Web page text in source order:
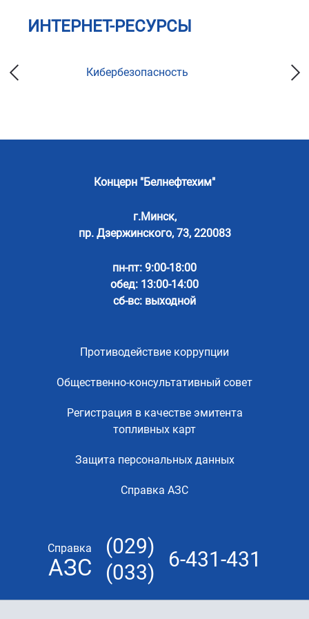
ИНТЕРНЕТ-РЕСУРСЫ
Кибербезопасность
Концерн "Белнефтехим"
г.Минск,
пр. Дзержинского, 73, 220083
пн-пт: 9:00-18:00
обед: 13:00-14:00
сб-вс: выходной
Противодействие коррупции
Общественно-консультативный совет
Регистрация в качестве эмитента
топливных карт
Защита персональных данных
Справка АЗС
Справка
АЗС
(029)
(033)
6-431-431